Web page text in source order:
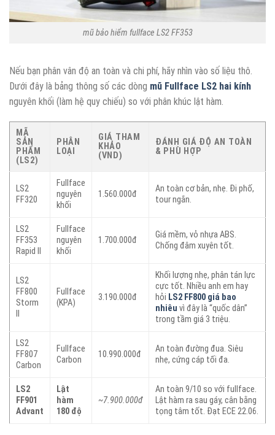
mũ bảo hiểm fullface LS2 FF353
Nếu bạn phân vân độ an toàn và chi phí, hãy nhìn vào số liệu thô.
Dưới đây là bảng thông số các dòng mũ Fullface LS2 hai kính
nguyên khối (làm hệ quy chiếu) so với phân khúc lật hàm.
MÃ
SẢN
PHẨM
(LS2)
PHÂN
LOẠI
GIÁ THAM
KHẢO
(VND)
ĐÁNH GIÁ ĐỘ AN TOÀN
& PHÙ HỢP
LS2
FF320
Fullface
nguyên
khối
1.560.000đ
An toàn cơ bản, nhẹ. Đi phố,
tour ngắn.
LS2
FF353
Rapid II
Fullface
nguyên
khối
1.700.000đ
Giá mềm, vỏ nhựa ABS.
Chống đâm xuyên tốt.
LS2
FF800
Storm
II
Fullface
(KPA)
3.190.000đ
Khối lượng nhẹ, phân tán lực
cực tốt. Nhiều anh em hay
hỏi LS2 FF800 giá bao
nhiêu vì đây là “quốc dân”
trong tầm giá 3 triệu.
LS2
FF807
Carbon
Fullface
Carbon
10.990.000đ
An toàn đường đua. Siêu
nhẹ, cứng cáp tối đa.
LS2
FF901
Advant
Lật
hàm
180 độ
~7.900.000đ
An toàn 9/10 so với fullface.
Lật hàm ra sau gáy, cân bằng
tọng tâm tốt. Đạt ECE 22.06.